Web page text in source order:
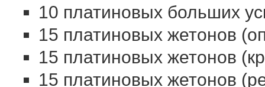
10 платиновых больших
15 платиновых жетонов
15 платиновых жетонов
15 платиновых жетонов